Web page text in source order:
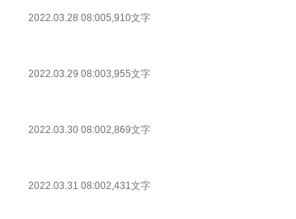
2022.03.28 08:005,910文字
2022.03.29 08:003,955文字
2022.03.30 08:002,869文字
2022.03.31 08:002,431文字